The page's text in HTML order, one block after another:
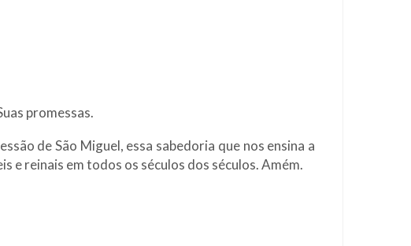
promessas.
de São Miguel, essa sabedoria que nos ensina a
e reinais em todos os séculos dos séculos. Amém.